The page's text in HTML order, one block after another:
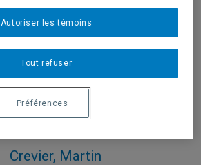
Colantonio, Laurent
Professeur
(514) 987-3000 poste 6409
Courriel
Crevier, Martin
Tout refuser
Autoriser les témoins
Préférences